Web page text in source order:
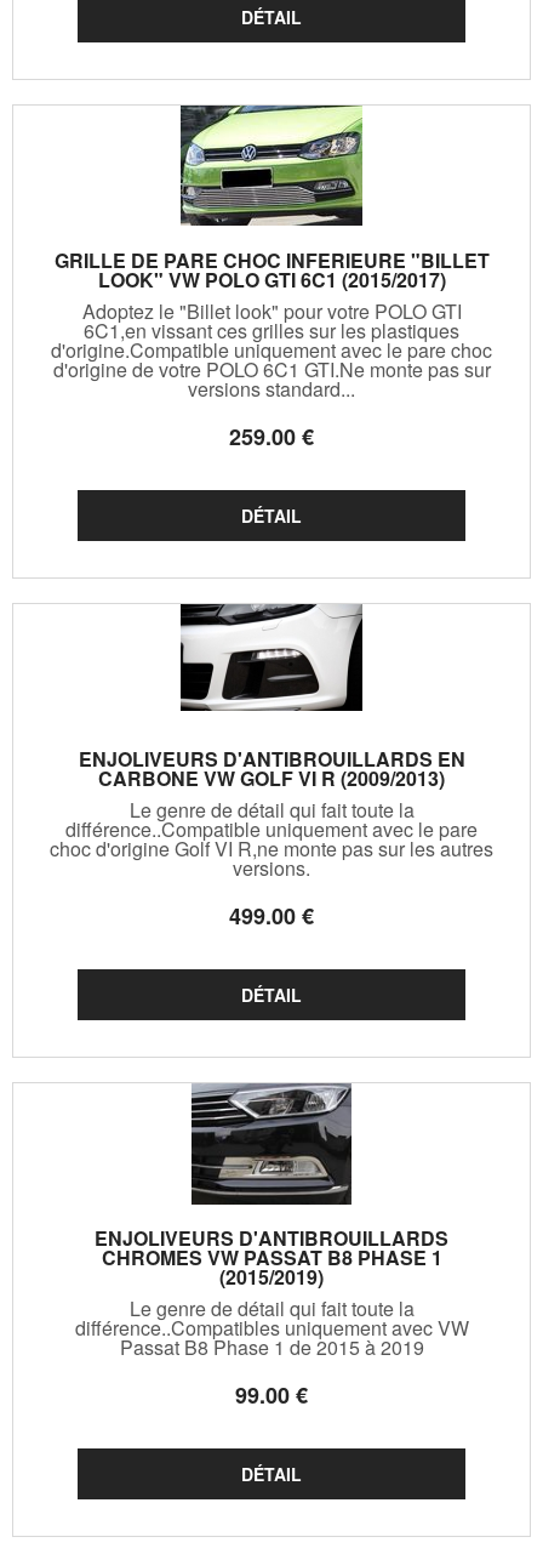
GRILLE DE PARE CHOC INFERIEURE "BILLET
LOOK" VW POLO GTI 6C1 (2015/2017)
Adoptez le "Billet look" pour votre POLO GTI
6C1,en vissant ces grilles sur les plastiques
d'origine.Compatible uniquement avec le pare choc
d'origine de votre POLO 6C1 GTI.Ne monte pas sur
versions standard...
259.00€
ENJOLIVEURS D'ANTIBROUILLARDS EN
CARBONE VW GOLF VI R (2009/2013)
Le genre de détail qui fait toute la
différence..Compatible uniquement avec le pare
choc d'origine Golf VI R,ne monte pas sur les autres
versions.
499.00€
ENJOLIVEURS D'ANTIBROUILLARDS
CHROMES VW PASSAT B8 PHASE 1
(2015/2019)
Le genre de détail qui fait toute la
différence..Compatibles uniquement avec VW
Passat B8 Phase 1 de 2015 à 2019
99.00€